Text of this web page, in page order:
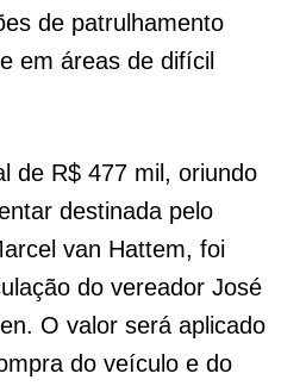
de patrulhamento
em áreas de difícil
de R$ 477 mil, oriundo
destinada pelo
van Hattem, foi
do vereador José
O valor será aplicado
do veículo e do